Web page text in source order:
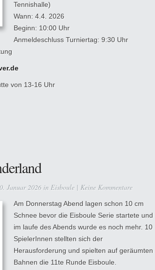
Tennishalle)
Wann: 4.4. 2026
Beginn: 10:00 Uhr
Anmeldeschluss Turniertag: 9:30 Uhr
von 13-16 Uhr
Januar 2026 in Eisboule | Keine Kommentare
Am Donnerstag Abend lagen schon 10 cm
Schnee bevor die Eisboule Serie startete und
im laufe des Abends wurde es noch mehr. 10
SpielerInnen stellten sich der
Herausforderung und spielten auf geräumten
Bahnen die 11te Runde Eisboule.